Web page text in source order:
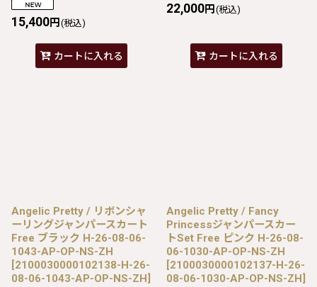
15,400円 (税込)
カートに入れる
22,000円 (税込)
カートに入れる
Angelic Pretty / リボンシャ
ーリングジャンパースカート
Free ブラック H-26-08-06-
1043-AP-OP-NS-ZH
[2100030000102138-H-26-
08-06-1043-AP-OP-NS-ZH]
Angelic Pretty / Fancy
Princessジャンパースカー
トSet Free ピンク H-26-08-
06-1030-AP-OP-NS-ZH
[2100030000102137-H-26-
08-06-1030-AP-OP-NS-ZH]